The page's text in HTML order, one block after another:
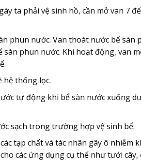
ta phải vệ sinh hồ, cần mở van 7
phun nước. Van thoát nước bể
sàn phun nước. Khi hoạt động, van
hệ thống lọc.
tự động khi bể sàn nước xuống
sạch trong trường hợp vệ sinh bể.
tạp chất và tác nhân gây ô nhiễm
các ứng dụng cụ thể như tưới cây,